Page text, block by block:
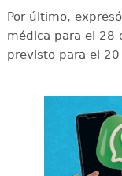
Por último,
médica para el 28
previsto para el